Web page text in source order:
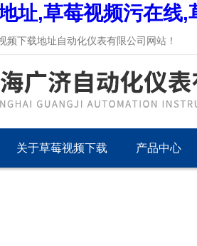
址,草莓视频污在线
下载地址自动化仪表有限公司网站！
关于草莓视频下载 产品中心